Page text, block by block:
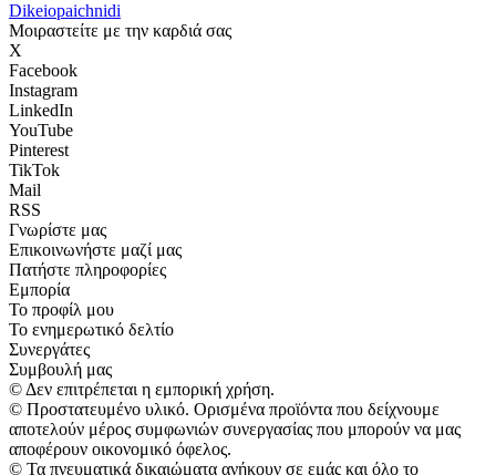
Dikeiopaichnidi
Μοιραστείτε με την καρδιά σας
X
Facebook
Instagram
LinkedIn
YouTube
Pinterest
TikTok
Mail
RSS
Γνωρίστε μας
Επικοινωνήστε μαζί μας
Πατήστε πληροφορίες
Εμπορία
Το προφίλ μου
Το ενημερωτικό δελτίο
Συνεργάτες
Συμβουλή μας
© Δεν επιτρέπεται η εμπορική χρήση.
© Προστατευμένο υλικό. Ορισμένα προϊόντα που δείχνουμε
αποτελούν μέρος συμφωνιών συνεργασίας που μπορούν να μας
αποφέρουν οικονομικό όφελος.
© Τα πνευματικά δικαιώματα ανήκουν σε εμάς και όλο το